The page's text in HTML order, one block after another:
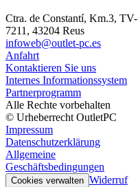
Ctra. de Constantí, Km.3, TV-
7211, 43204 Reus
infoweb@outlet-pc.es
Anfahrt
Kontaktieren Sie uns
Internes Informationssystem
Partnerprogramm
Alle Rechte vorbehalten
© Urheberrecht OutletPC
Impressum
Datenschutzerklärung
Allgemeine
Geschäftsbedingungen
Cookies verwalten Widerruf